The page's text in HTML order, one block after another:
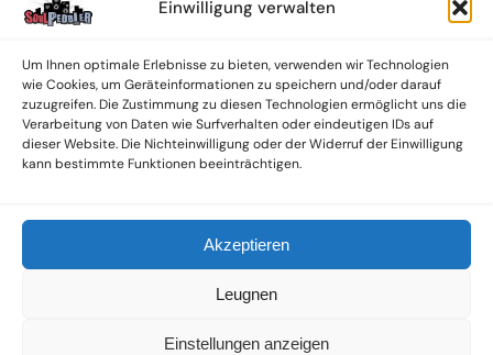
Einwilligung verwalten
Um Ihnen optimale Erlebnisse zu bieten, verwenden wir Technologien
wie Cookies, um Geräteinformationen zu speichern und/oder darauf
zuzugreifen. Die Zustimmung zu diesen Technologien ermöglicht uns die
Verarbeitung von Daten wie Surfverhalten oder eindeutigen IDs auf
dieser Website. Die Nichteinwilligung oder der Widerruf der Einwilligung
kann bestimmte Funktionen beeinträchtigen.
Akzeptieren
Leugnen
Einstellungen anzeigen
entwickelt aus dem SoulPeddler Vinyl-Presswerk und
Wir bieten eine breite Auswahl an sowohl hochgradig
sammelwürdigen als auch Mainstream-Titeln und -Formaten auf
Vinyl, CD und weiteren Medien.
Sowohl neue als auch gebrauchte, nach Zustand bewertete
Wir setzen uns leidenschaftlich für unabhängige Künstler und
Labels ein und bieten hochwertige, maßgeschneiderte Lösungen
aus über 30 Jahren Erfahrung in der Musikindustrie.
SoulPeddler Mailorder, Records & Vinyl Production – DUBOX –